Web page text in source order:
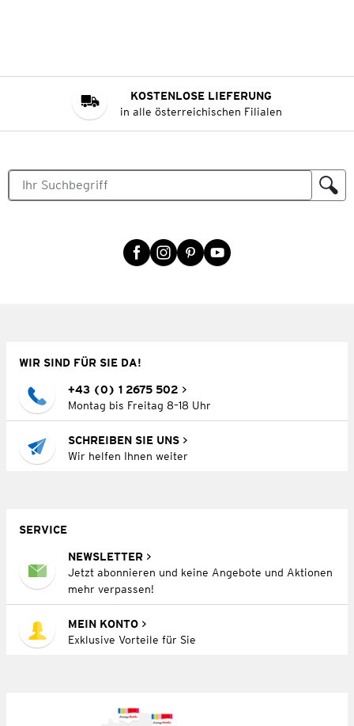
KOSTENLOSE LIEFERUNG
in alle österreichischen Filialen
WIR SIND FÜR SIE DA!
+43 (0) 1 2675 502
Montag bis Freitag 8–18 Uhr
SCHREIBEN SIE UNS
Wir helfen Ihnen weiter
SERVICE
NEWSLETTER
Jetzt abonnieren und keine Angebote und Aktionen
mehr verpassen!
MEIN KONTO
Exklusive Vorteile für Sie